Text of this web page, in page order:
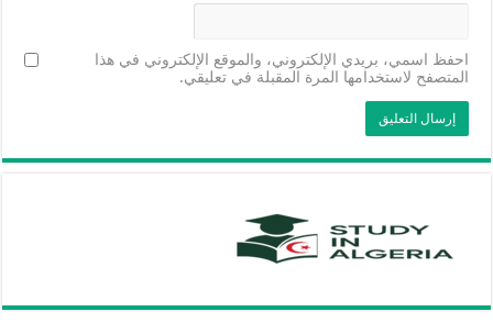
احفظ اسمي، بريدي الإلكتروني، والموقع الإلكتروني في هذا
المتصفح لاستخدامها المرة المقبلة في تعليقي.